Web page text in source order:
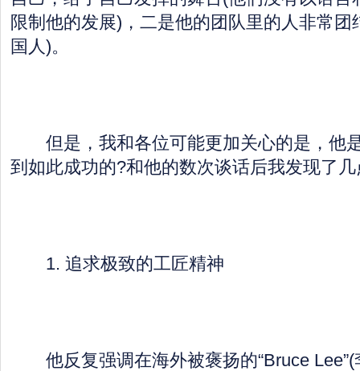
限制他的发展)，二是他的团队里的人非常团
国人)。
但是，我和各位可能更加关心的是，他
到如此成功的?和他的数次谈话后我发现了
1. 追求极致的工匠精神
他反复强调在海外被褒扬的“Bruce Lee”(